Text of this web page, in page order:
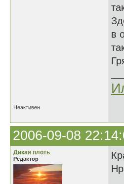
в
Неактивен
2006-09-08
Дикая плоть
Редактор